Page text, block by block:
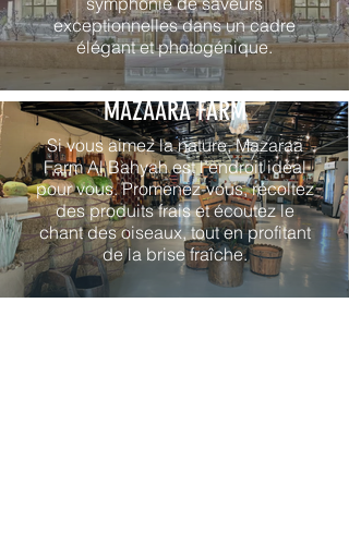
exceptionnelles dans un cadre
élégant et photogénique.
MAZAARA FARM
Si vous aimez la nature, Mazaraa
Farm Al Bahyah est l’endroit idéal
pour vous. Promenez-vous, récoltez
des produits frais et écoutez le
chant des oiseaux, tout en profitant
de la brise fraîche.